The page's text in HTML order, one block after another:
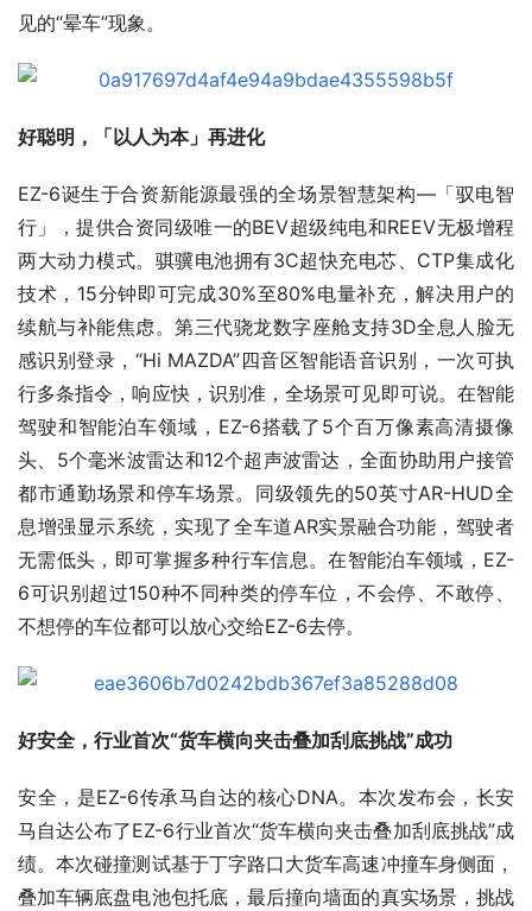
见的“晕车”现象。
好聪明，「以人为本」再进化
EZ-6诞生于合资新能源最强的全场景智慧架构—「驭电智
行」，提供合资同级唯一的BEV超级纯电和REEV无极增程
两大动力模式。骐骥电池拥有3C超快充电芯、CTP集成化
技术，15分钟即可完成30%至80%电量补充，解决用户的
续航与补能焦虑。第三代骁龙数字座舱支持3D全息人脸无
感识别登录，“Hi MAZDA”四音区智能语音识别，一次可执
行多条指令，响应快，识别准，全场景可见即可说。在智能
驾驶和智能泊车领域，EZ-6搭载了5个百万像素高清摄像
头、5个毫米波雷达和12个超声波雷达，全面协助用户接管
都市通勤场景和停车场景。同级领先的50英寸AR-HUD全
息增强显示系统，实现了全车道AR实景融合功能，驾驶者
无需低头，即可掌握多种行车信息。在智能泊车领域，EZ-
6可识别超过150种不同种类的停车位，不会停、不敢停、
不想停的车位都可以放心交给EZ-6去停。
好安全，行业首次“货车横向夹击叠加刮底挑战”成功
安全，是EZ-6传承马自达的核心DNA。本次发布会，长安
马自达公布了EZ-6行业首次“货车横向夹击叠加刮底挑战”成
绩。本次碰撞测试基于丁字路口大货车高速冲撞车身侧面，
叠加车辆底盘电池包托底，最后撞向墙面的真实场景，挑战